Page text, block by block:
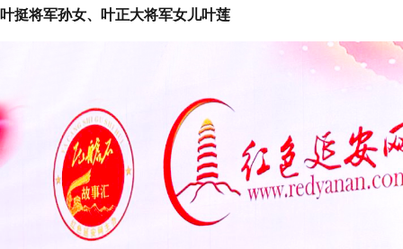
叶挺将军孙女、叶正大将军女儿叶莲